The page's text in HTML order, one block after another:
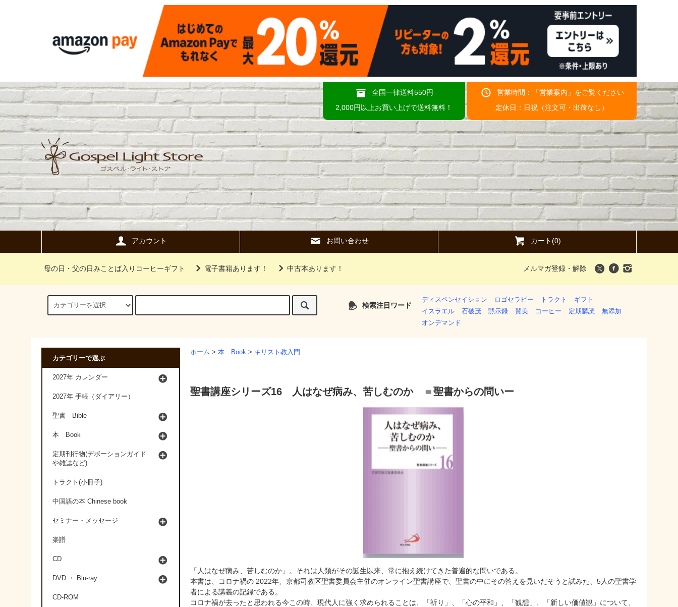
全国一律送料550円
2,000円以上お買い上げで送料無料！
営業時間：「営業案内 」をご覧ください
定休日：日祝（注文可・出荷なし）
アカウント お問い合わせ カート(0)
母の日・父の日みことば入りコーヒーギフト 電子書籍あります！ 中古本あります！ メルマガ登録・解除
検索注目ワード
ディスペンセイション ロゴセラピー トラクト
ギフト
イスラエル
石破茂 黙示録 賛美 コーヒー 定期購読
無添加
オンデマンド
ホーム > 本 Book > キリスト教入門
聖書講座シリーズ16 人はなぜ病み、苦しむのか ＝聖書からの問いー
「人はなぜ病み、苦しむのか」。それは人類がその誕生以来、常に抱え続けてきた普遍的な問いである。
本書は、コロナ禍の 2022年、京都司教区聖書委員会主催のオンライン聖書講座で、聖書の中にその答えを見いだそうと試みた、5人の聖書学
者による講義の記録である。
コロナ禍が去ったと思われる今この時、現代人に強く求められることは、「祈り」、「心の平和」、「観想」、「新しい価値観」について、
カテゴリーで選ぶ
2027年 カレンダー
2027年 手帳（ダイアリー）
聖書 Bible
本 Book
定期刊行物(デボーションガイド
や雑誌など)
トラクト(小冊子)
中国語の本 Chinese book
セミナー・メッセージ
楽譜
CD
DVD ・ Blu-ray
CD-ROM